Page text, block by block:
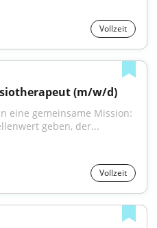
Vollzeit
(m/w/d)
eine gemeinsame Mission:
geben, der...
Vollzeit